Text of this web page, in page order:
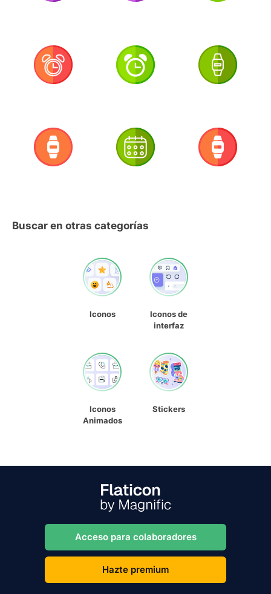
Buscar en otras categorías
Iconos
Iconos de
interfaz
Iconos
Animados
Stickers
Acceso para colaboradores
Hazte premium